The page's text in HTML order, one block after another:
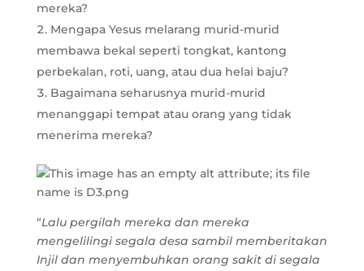
mereka?
Mengapa Yesus melarang murid-murid
membawa bekal seperti tongkat, kantong
perbekalan, roti, uang, atau dua helai baju?
Bagaimana seharusnya murid-murid
menanggapi tempat atau orang yang tidak
menerima mereka?
“Lalu pergilah mereka dan mereka
mengelilingi segala desa sambil memberitakan
Injil dan menyembuhkan orang sakit di segala